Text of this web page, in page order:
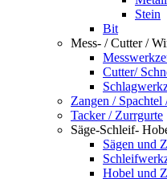
Stein
Bit
Mess- / Cutter /
Cutter/
Zangen / Spachtel
Tacker / Zurrgurte
Säge-Schleif-
Sägen und
Hobel und